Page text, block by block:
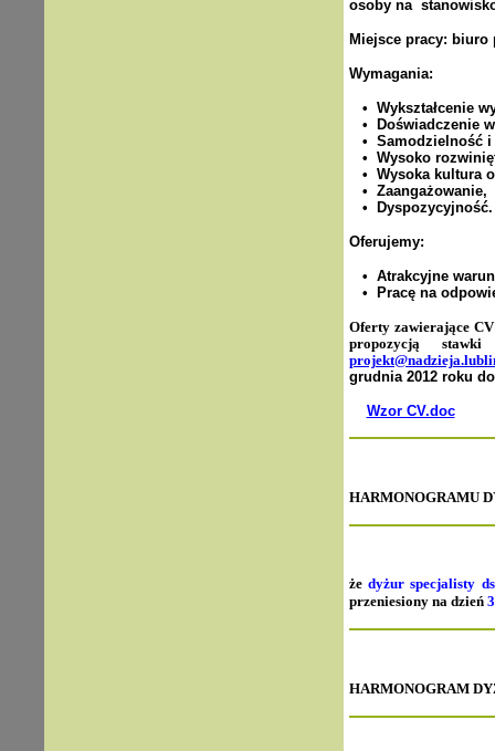
osoby na
Miejsce pracy:
Wymagania:
• Wykształcenie
• Doświadczenie
• Samodzielność i
• Wysoko
• Wysoka kultura
• Zaangażowanie,
• Dyspozycyjność.
Oferujemy:
• Atrakcyjne
• Pracę na
Oferty zawierające
propozycją
grudnia 2012 roku
Wzor CV.doc
HARMONOGRAMU
że dyżur specjalisty
przeniesiony na dzień
HARMONOGRAM